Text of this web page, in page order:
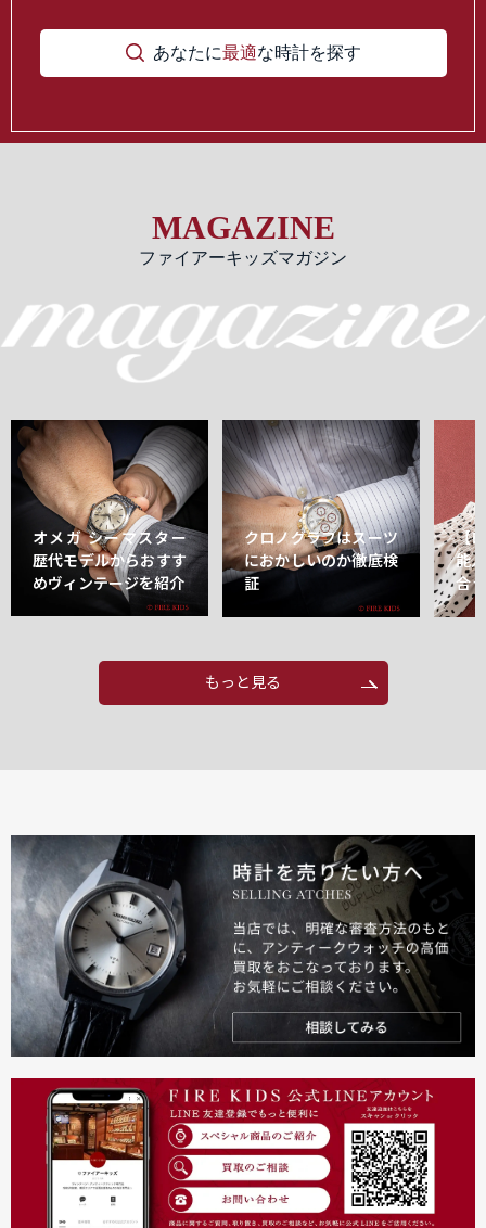
あなたに最適な時計を探す
MAGAZINE
ファイアーキッズマガジン
オメガ シーマスター
歴代モデルからおすす
めヴィンテージを紹介
クロノグラフはスーツ
におかしいのか徹底検
証
【
能
合
もっと見る